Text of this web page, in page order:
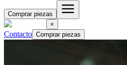
Comprar piezas
×
Contacto Comprar piezas